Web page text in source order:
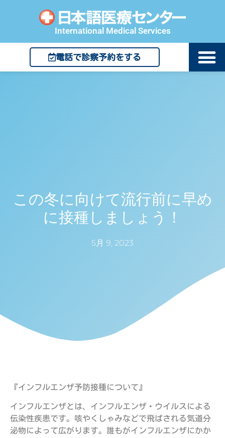
International Medical Services
電話で診察予約をする
この冬に向けて流行前に早め
に接種しましょう！
5月 9, 2023
『インフルエンザ予防接種について』
インフルエンザとは、インフルエンザ・ウイルスによる
伝染性疾患です。咳やくしゃみなどで飛ばされる気道分
泌物によって広がります。誰もがインフルエンザにかか